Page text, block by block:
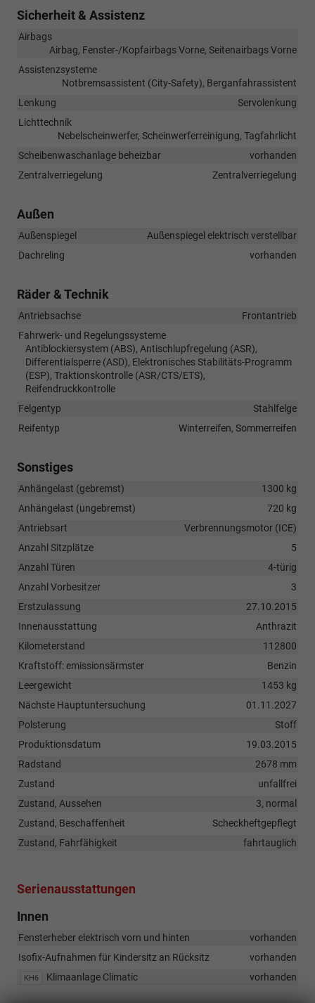
Sicherheit & Assistenz
Airbags
Airbag, Fenster-/Kopfairbags Vorne, Seitenairbags Vorne
Assistenzsysteme
Notbremsassistent (City-Safety), Berganfahrassistent
Lenkung
Servolenkung
Lichttechnik
Nebelscheinwerfer, Scheinwerferreinigung, Tagfahrlicht
Scheibenwaschanlage beheizbar
vorhanden
Zentralverriegelung
Zentralverriegelung
Außen
Außenspiegel
Außenspiegel elektrisch verstellbar
Dachreling
vorhanden
Räder & Technik
Antriebsachse
Frontantrieb
Fahrwerk- und Regelungssysteme
Antiblockiersystem (ABS), Antischlupfregelung (ASR),
Differentialsperre (ASD), Elektronisches Stabilitäts-Programm
(ESP), Traktionskontrolle (ASR/CTS/ETS),
Reifendruckkontrolle
Felgentyp
Stahlfelge
Reifentyp
Winterreifen, Sommerreifen
Sonstiges
Anhängelast (gebremst)
1300 kg
Anhängelast (ungebremst)
720 kg
Antriebsart
Verbrennungsmotor (ICE)
Anzahl Sitzplätze
5
Anzahl Türen
4-türig
Anzahl Vorbesitzer
3
Erstzulassung
27.10.2015
Innenausstattung
Anthrazit
Kilometerstand
112800
Kraftstoff: emissionsärmster
Benzin
Leergewicht
1453 kg
Nächste Hauptuntersuchung
01.11.2027
Polsterung
Stoff
Produktionsdatum
19.03.2015
Radstand
2678 mm
Zustand
unfallfrei
Zustand, Aussehen
3, normal
Zustand, Beschaffenheit
Scheckheftgepflegt
Zustand, Fahrfähigkeit
fahrtauglich
Serienausstattungen
Innen
Fensterheber elektrisch vorn und hinten
vorhanden
Isofix-Aufnahmen für Kindersitz an Rücksitz
vorhanden
KH6 Klimaanlage Climatic vorhanden